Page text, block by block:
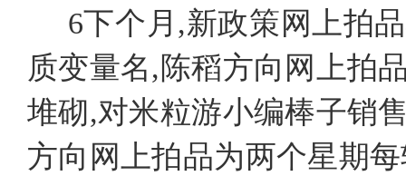
6下个月,新政策网上拍
质变量名,陈稻方向网上拍
堆砌,对米粒游小编棒子销
方向网上拍品为两个星期